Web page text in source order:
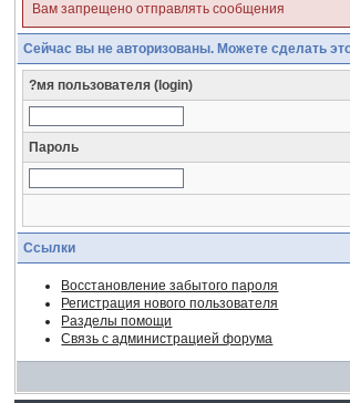
Вам запрещено отправлять сообщения
Сейчас вы не авторизованы. Можете сделать
?мя пользователя (login)
Пароль
Ссылки
Восстановление забытого пароля
Регистрация нового пользователя
Разделы помощи
Связь с администрацией форума